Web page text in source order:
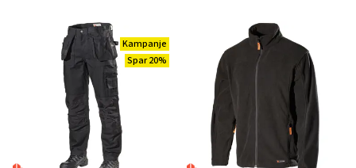
Kampanje
Spar 20%